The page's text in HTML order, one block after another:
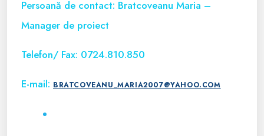
Persoană de contact: Bratcoveanu Maria –
Manager de proiect
Telefon/ Fax: 0724.810.850
E-mail: BRATCOVEANU_MARIA2007@YAHOO.COM